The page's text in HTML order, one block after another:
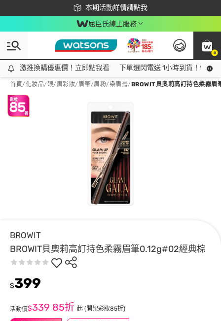
本期活動詳情請點我
下載app最高回饋$350
屈臣氏線上服務
0
激推換購優惠價！立即點我看
激推換購優惠價！立即點我看 下單選閃電送 1小時到貨！領神
首頁/化妝品/ 眼/眉彩妝/眉筆/眉粉/染眉膏/BROWIT貝奧莉高訂持色柔霧
BROWIT
BROWIT貝奧莉高訂持色柔霧眉筆0.12g#02經典棕
$399
活動價$339 85折 起 (開架彩妝85折)